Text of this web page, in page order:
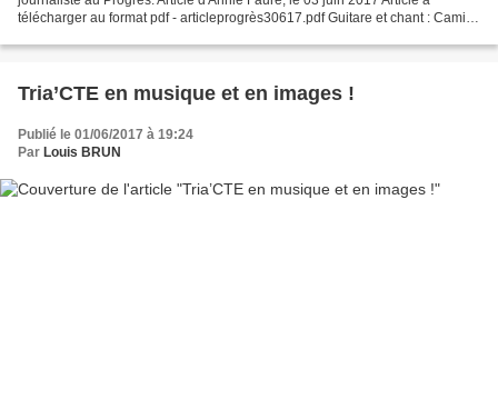
télécharger au format pdf - articleprogrès30617.pdf Guitare et chant : Camille
Tria’CTE en musique et en images !
Publié le 01/06/2017 à 19:24
Par Louis BRUN